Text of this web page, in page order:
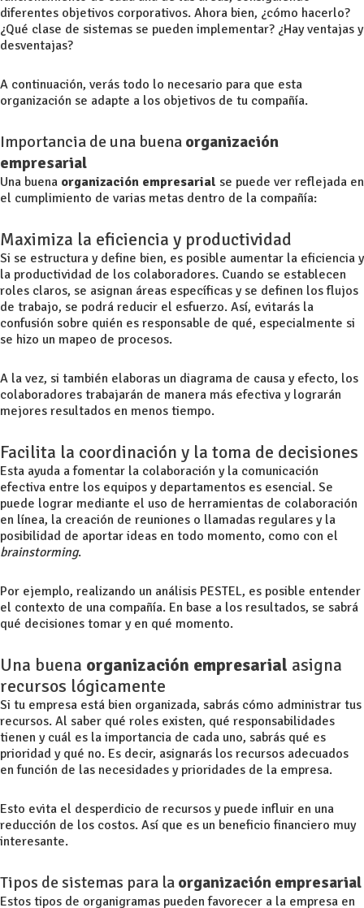
diferentes objetivos corporativos. Ahora bien, ¿cómo hacerlo?
¿Qué clase de sistemas se pueden implementar? ¿Hay ventajas y
desventajas?
A continuación, verás todo lo necesario para que esta
organización se adapte a los objetivos de tu compañía.
Importancia de una buena organización
empresarial
Una buena organización empresarial se puede ver reflejada en
el cumplimiento de varias metas dentro de la compañía:
Maximiza la eficiencia y productividad
Si se estructura y define bien, es posible aumentar la eficiencia y
la productividad de los colaboradores. Cuando se establecen
roles claros, se asignan áreas específicas y se definen los flujos
de trabajo, se podrá reducir el esfuerzo. Así, evitarás la
confusión sobre quién es responsable de qué, especialmente si
se hizo un mapeo de procesos.
A la vez, si también elaboras un diagrama de causa y efecto, los
colaboradores trabajarán de manera más efectiva y lograrán
mejores resultados en menos tiempo.
Facilita la coordinación y la toma de decisiones
Esta ayuda a fomentar la colaboración y la comunicación
efectiva entre los equipos y departamentos es esencial. Se
puede lograr mediante el uso de herramientas de colaboración
en línea, la creación de reuniones o llamadas regulares y la
posibilidad de aportar ideas en todo momento, como con el
brainstorming.
Por ejemplo, realizando un análisis PESTEL, es posible entender
el contexto de una compañía. En base a los resultados, se sabrá
qué decisiones tomar y en qué momento.
Una buena organización empresarial asigna
recursos lógicamente
Si tu empresa está bien organizada, sabrás cómo administrar tus
recursos. Al saber qué roles existen, qué responsabilidades
tienen y cuál es la importancia de cada uno, sabrás qué es
prioridad y qué no. Es decir, asignarás los recursos adecuados
en función de las necesidades y prioridades de la empresa.
Esto evita el desperdicio de recursos y puede influir en una
reducción de los costos. Así que es un beneficio financiero muy
interesante.
Tipos de sistemas para la organización empresarial
Estos tipos de organigramas pueden favorecer a la empresa en